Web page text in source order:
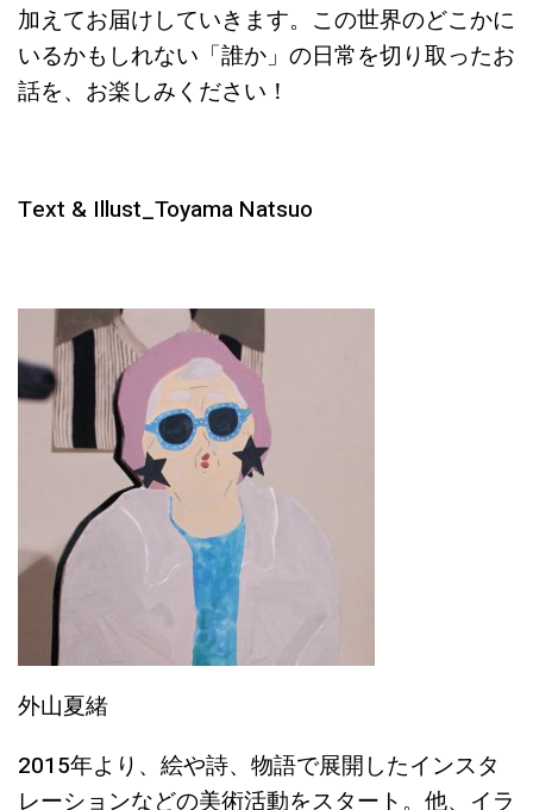
加えてお届けしていきます。この世界のどこかに
いるかもしれない「誰か」の日常を切り取ったお
話を、お楽しみください！
Text & Illust_Toyama Natsuo
外山夏緒
2015年より、絵や詩、物語で展開したインスタ
レーションなどの美術活動をスタート。他、イラ